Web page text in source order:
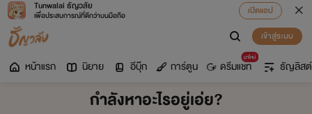
Tunwalai ธัญวลัย
เพื่อประสบการณ์ที่ดีกว่าบนมือถือ
เปิดแอป
เข้าสู่ระบบ
หน้าแรก นิยาย อีบุ๊ก การ์ตูน
มาใหม่
ดรีมแชท ธัญลิสต์
กำลังหาอะไรอยู่เอ่ย?